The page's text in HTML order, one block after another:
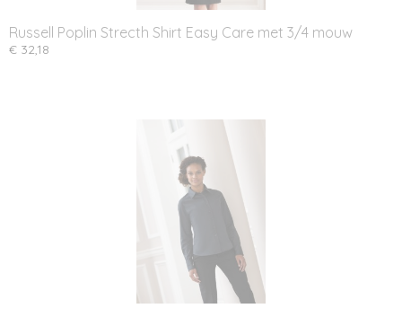
Russell Poplin Strecth Shirt Easy Care met 3/4 mouw
€ 32,18